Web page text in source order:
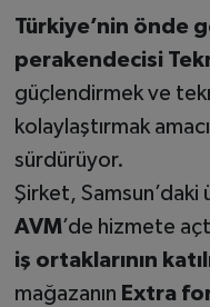
Türkiye’nin önde
perakendecisi
güçlendirmek ve
kolaylaştırmak
sürdürüyor.
Şirket, Samsun’daki
AVM’de hizmete
iş ortaklarının
mağazanın Extra